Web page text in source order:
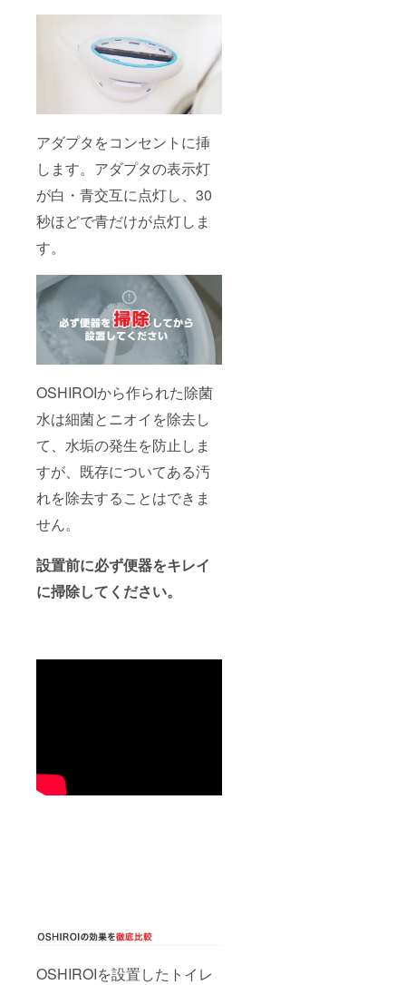
アダプタをコンセントに挿
します。アダプタの表示灯
が白・青交互に点灯し、30
秒ほどで青だけが点灯しま
す。
OSHIROIから作られた除菌
水は細菌とニオイを除去し
て、水垢の発生を防止しま
すが、既存についてある汚
れを除去することはできま
せん。
設置前に必ず便器をキレイ
に掃除してください。
OSHIROIを設置したトイレ